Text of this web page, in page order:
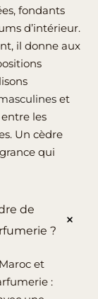
fondants
d’intérieur.
il donne aux
et
les
Un cèdre
qui
de
?
et
: